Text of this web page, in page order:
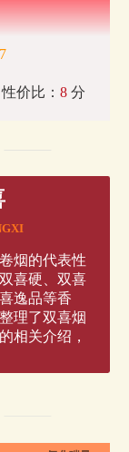
7
性价比：8 分
烟的代表性
喜硬、双喜
逸品等香
理了双喜烟
相关介绍，